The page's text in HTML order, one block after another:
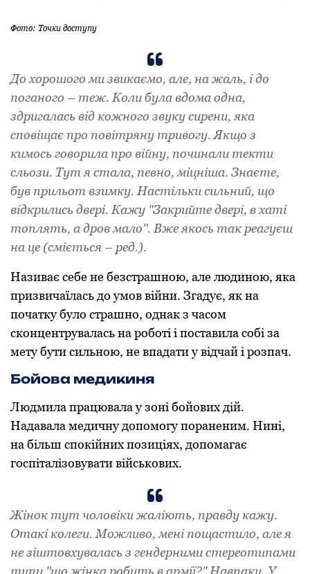
Фото: Точки доступу
До хорошого ми звикаємо, але, на жаль, і до
поганого – теж. Коли була вдома одна,
здригалась від кожного звуку сирени, яка
сповіщає про повітряну тривогу. Якщо з
кимось говорила про війну, починали текти
сльози. Тут я стала, певно, міцніша. Знаєте,
був прильот взимку. Настільки сильний, що
відкрились двері. Кажу "Закрийте двері, в хаті
топлять, а дров мало". Вже якось так реагуєш
на це (сміється – ред.).
Називає себе не безстрашною, але людиною, яка
призвичаїлась до умов війни. Згадує, як на
початку було страшно, однак з часом
сконцентрувалась на роботі і поставила собі за
мету бути сильною, не впадати у відчай і розпач.
Бойова медикиня
Людмила працювала у зоні бойових дій.
Надавала медичну допомогу пораненим. Нині,
на більш спокійних позиціях, допомагає
госпіталізовувати військових.
Жінок тут чоловіки жаліють, правду кажу.
Отакі колеги. Можливо, мені пощастило, але я
не зіштовхувалась з гендерними стереотипами
типу "що жінка робить в армії?" Навпаки. У